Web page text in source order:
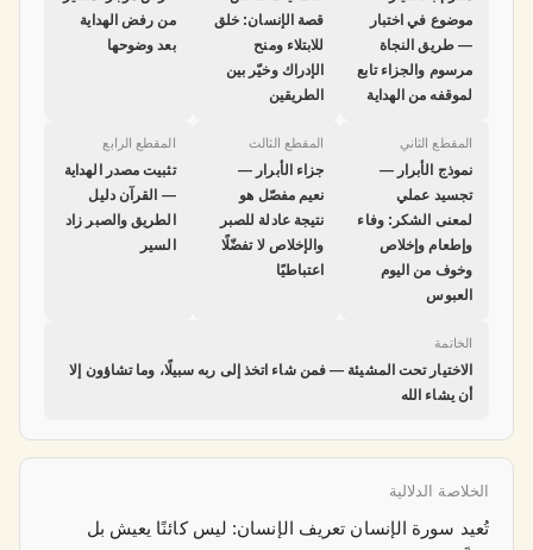
موضوع في اختبار
— طريق النجاة
مرسوم والجزاء تابع
لموقفه من الهداية
قصة الإنسان: خلق
للابتلاء ومنح
الإدراك وخيّر بين
الطريقين
من رفض الهداية
بعد وضوحها
المقطع الثاني
نموذج الأبرار —
تجسيد عملي
لمعنى الشكر: وفاء
وإطعام وإخلاص
وخوف من اليوم
العبوس
المقطع الثالث
جزاء الأبرار —
نعيم مفصّل هو
نتيجة عادلة للصبر
والإخلاص لا تفضّلًا
اعتباطيًا
المقطع الرابع
تثبيت مصدر الهداية
— القرآن دليل
الطريق والصبر زاد
السير
الخاتمة
الاختيار تحت المشيئة — فمن شاء اتخذ إلى ربه سبيلًا، وما تشاؤون إلا
أن يشاء الله
الخلاصة الدلالية
تُعيد سورة الإنسان تعريف الإنسان: ليس كائنًا يعيش بل